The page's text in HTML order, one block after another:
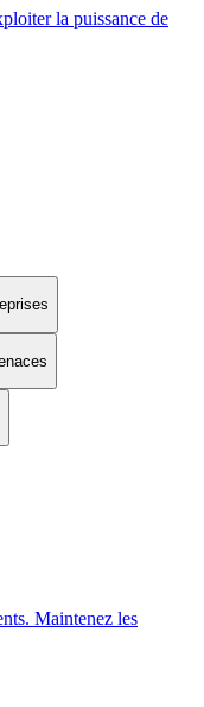
la puissance de
Maintenez les